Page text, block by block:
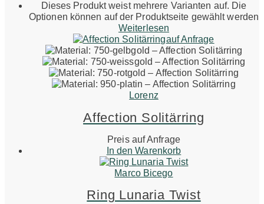
Dieses Produkt weist mehrere Varianten auf. Die
Optionen können auf der Produktseite gewählt werden
Weiterlesen
auf Anfrage
Lorenz
Affection Solitärring
Preis auf Anfrage
In den Warenkorb
Marco Bicego
Ring Lunaria Twist